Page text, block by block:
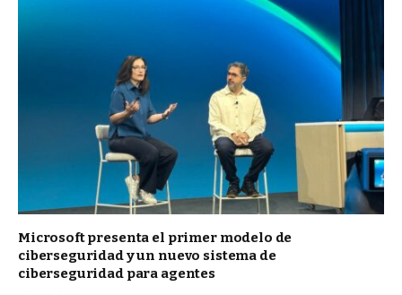
Microsoft presenta el primer modelo de
ciberseguridad y un nuevo sistema de
ciberseguridad para agentes